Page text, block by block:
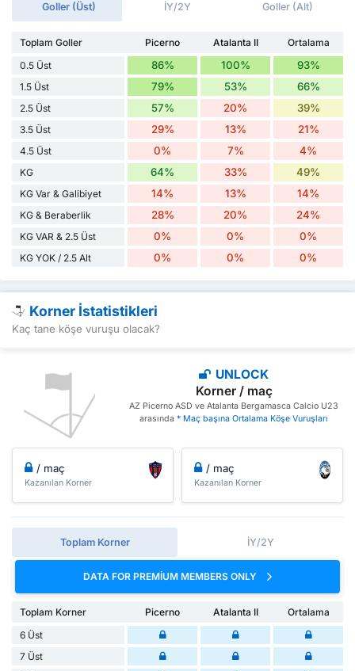
Goller (Üst) İY/2Y Goller (Alt)
Toplam Goller Picerno Atalanta II
Ortalama
0.5 Üst
86% 100% 93%
1.5 Üst 79% 53% 66%
2.5 Üst 57% 20% 39%
3.5 Üst 29% 13% 21%
4.5 Üst 0% 7% 4%
KG 64% 33% 49%
KG Var & Galibiyet 14% 13% 14%
KG & Beraberlik 28% 20% 24%
KG VAR & 2.5 Üst 0% 0% 0%
KG YOK / 2.5 Alt 0% 0% 0%
Korner İstatistikleri
Kaç tane köşe vuruşu olacak?
UNLOCK
Korner / maç
AZ Picerno ASD ve Atalanta Bergamasca Calcio U23
arasında* Maç başına Ortalama Köşe Vuruşları
/ maç
Kazanılan Korner
/ maç
Kazanılan Korner
Toplam Korner İY/2Y
DATA FOR PREMIUM MEMBERS ONLY
Toplam Korner Picerno Atalanta II
Ortalama
6 Üst
7 Üst